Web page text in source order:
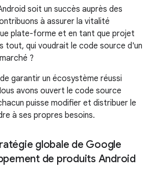
soit un succès auprès des
à assurer la vitalité
plate-forme et en tant que projet
tout, qui voudrait le code source d'un
?
garantir un écosystème réussi
avons ouvert le code source
puisse modifier et distribuer le
à ses propres besoins.
globale de Google
de produits Android